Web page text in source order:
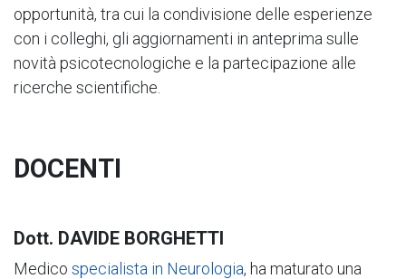
opportunità, tra cui la condivisione delle esperienze
con i colleghi, gli aggiornamenti in anteprima sulle
novità psicotecnologiche e la partecipazione alle
ricerche scientifiche.
DOCENTI
Dott. DAVIDE BORGHETTI
Medico specialista in Neurologia, ha maturato una